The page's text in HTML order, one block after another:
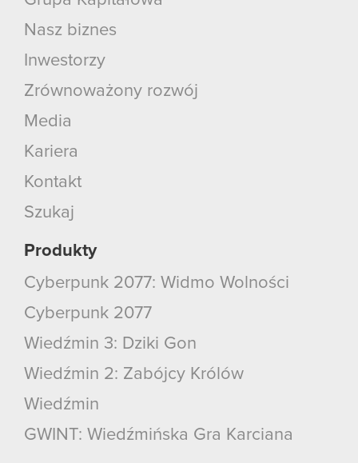
Nasz biznes
Inwestorzy
Zrównoważony rozwój
Media
Kariera
Kontakt
Szukaj
Produkty
Cyberpunk 2077: Widmo Wolności
Cyberpunk 2077
Wiedźmin 3: Dziki Gon
Wiedźmin 2: Zabójcy Królów
Wiedźmin
GWINT: Wiedźmińska Gra Karciana